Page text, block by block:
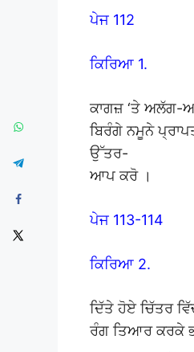
ਪੇਜ 112
ਕਿਰਿਆ 1.
ਕਾਗਜ਼ ‘ਤੇ ਅਲੱਗ-
ਬਿਰੰਗੇ ਨਮੂਨੇ
ਉੱਤਰ-
ਆਪ ਕਰੋ ।
ਪੇਜ 113-114
ਕਿਰਿਆ 2.
ਦਿੱਤੇ ਹੋਏ ਚਿੱਤਰ
ਰੰਗ ਤਿਆਰ ਕਰਕੇ